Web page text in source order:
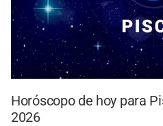
Horóscopo de hoy para
2026